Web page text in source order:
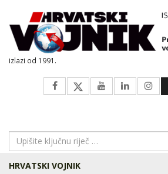
izlazi od 1991.
HRVATSKI VOJNIK